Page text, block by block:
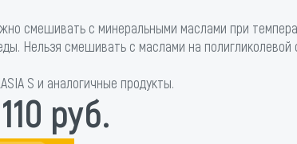
смешивать с минеральными маслами при
Нельзя смешивать с маслами на полигликолевой
S и аналогичные продукты.
руб.